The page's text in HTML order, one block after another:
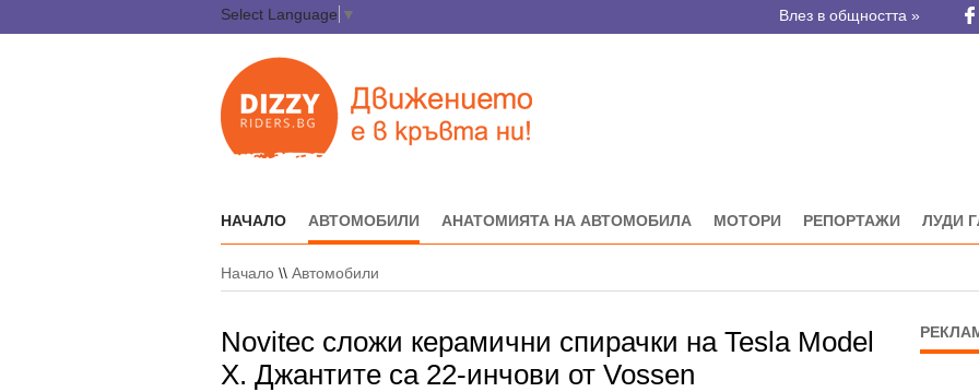
Select Language ▼ Влез в общността »
НАЧАЛО АВТОМОБИЛИ АНАТОМИЯТА НА АВТОМОБИЛА МОТОРИ РЕПОРТАЖИ ЛУДИ
Начало \\ Автомобили
Novitec сложи керамични спирачки на Tesla Model
X. Джантите са 22-инчови от Vossen